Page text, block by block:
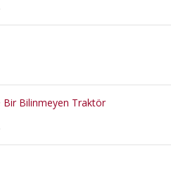
Bir Bilinmeyen Traktör